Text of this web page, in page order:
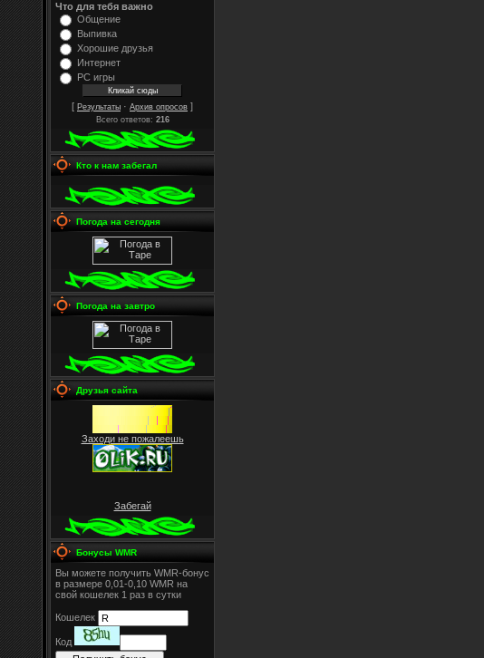
Что для тебя важно
Общение
Выпивка
Хорошие друзья
Интернет
PC игры
[ Результаты · Архив опросов ]
Всего ответов: 216
Кто к нам забегал
Погода на сегодня
Погода на завтро
Друзья сайта
Заходи не пожалеешь
Забегай
Бонусы WMR
Вы можете получить WMR-бонус
в размере 0,01-0,10 WMR на
свой кошелек 1 раз в сутки
Кошелек
Код